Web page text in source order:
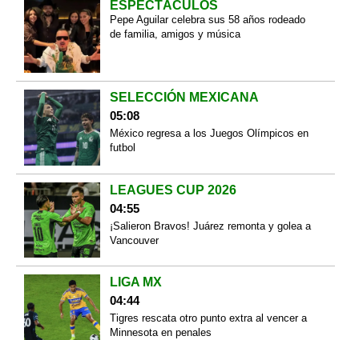
ESPECTÁCULOS
Pepe Aguilar celebra sus 58 años rodeado
de familia, amigos y música
SELECCIÓN MEXICANA
05:08
México regresa a los Juegos Olímpicos en
futbol
LEAGUES CUP 2026
04:55
¡Salieron Bravos! Juárez remonta y golea a
Vancouver
LIGA MX
04:44
Tigres rescata otro punto extra al vencer a
Minnesota en penales